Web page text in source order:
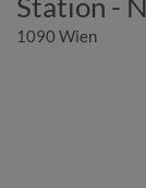
1090 Wien